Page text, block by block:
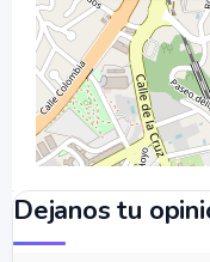
Dejanos tu